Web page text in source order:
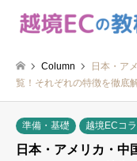
Column
日本・ア
覧！それぞれの特徴を徹底
準備・基礎 越境ECコ
日本・アメリカ・中